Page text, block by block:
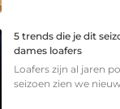
5 trends die je dit
dames loafers
Loafers zijn al jaren
seizoen zien we